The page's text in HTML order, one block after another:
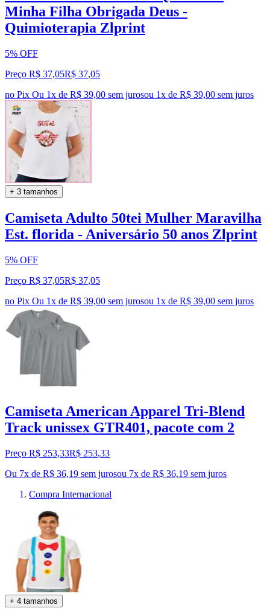
Minha Filha Obrigada Deus -
Quimioterapia Zlprint
5% OFF
Preço R$ 37,05R$ 37,05
no Pix Ou 1x de R$ 39,00 sem jurosou 1x de R$ 39,00 sem juros
+ 3 tamanhos
Camiseta Adulto 50tei Mulher Maravilha
Est. florida - Aniversário 50 anos Zlprint
5% OFF
Preço R$ 37,05R$ 37,05
no Pix Ou 1x de R$ 39,00 sem jurosou 1x de R$ 39,00 sem juros
Camiseta American Apparel Tri-Blend
Track unissex GTR401, pacote com 2
Preço R$ 253,33R$ 253,33
Ou 7x de R$ 36,19 sem jurosou 7x de R$ 36,19 sem juros
Compra Internacional
+ 4 tamanhos